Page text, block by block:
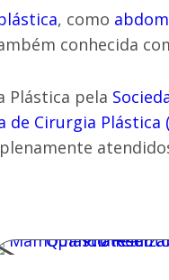
, como
conhecida
Plástica pela
de Cirurgia Plástica